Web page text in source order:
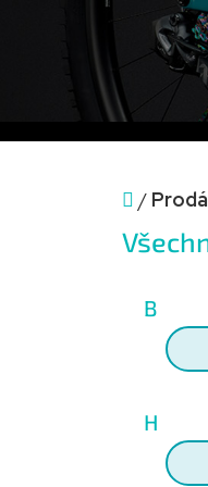
Domů
/
B
H